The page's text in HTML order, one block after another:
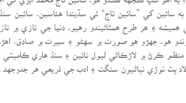
به سائين کي ”سائين تاج“ ئي سڏيندا هئاسين.
هميشه ۽ هر طرح همٿائيندو رهيو. دنيا جي تازي
هو. جهڙو هو صورت ۾ سهڻو ۽ سيرت ۾ صادق،
منظم ڪرڻ ۾ لاڙڪاڻي ليول تائين ۽ سنڌ هاري
پٽ توڙي نياڻيون سنگت ۽ ادب جي ذريعي هر